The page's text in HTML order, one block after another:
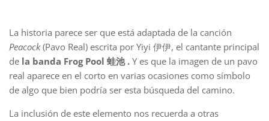
La historia parece ser que está adaptada de la canción
Peacock(Pavo Real) escrita por Yiyi 伊伊, el cantante principal
de la banda Frog Pool 蛙池 . Y es que la imagen de un pavo
real aparece en el corto en varias ocasiones como símbolo
de algo que bien podría ser esta búsqueda del camino.
La inclusión de este elemento nos recuerda a otras